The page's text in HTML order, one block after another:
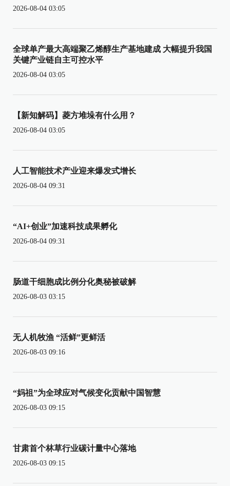
2026-08-04 03:05
全球单产最大高端聚乙烯醇生产基地建成 大幅提升我国
关键产业链自主可控水平
2026-08-04 03:05
【新知解码】菱方堆垛有什么用？
2026-08-04 03:05
人工智能技术产业迎来爆发式增长
2026-08-04 09:31
“AI+创业”加速科技成果孵化
2026-08-04 09:31
肠道干细胞成比例分化奥秘被破解
2026-08-03 03:15
无人机牧渔 “活鲜”更鲜活
2026-08-03 09:16
“妈祖”为全球应对气候变化贡献中国智慧
2026-08-03 09:15
甘肃首个林草行业碳计量中心落地
2026-08-03 09:15